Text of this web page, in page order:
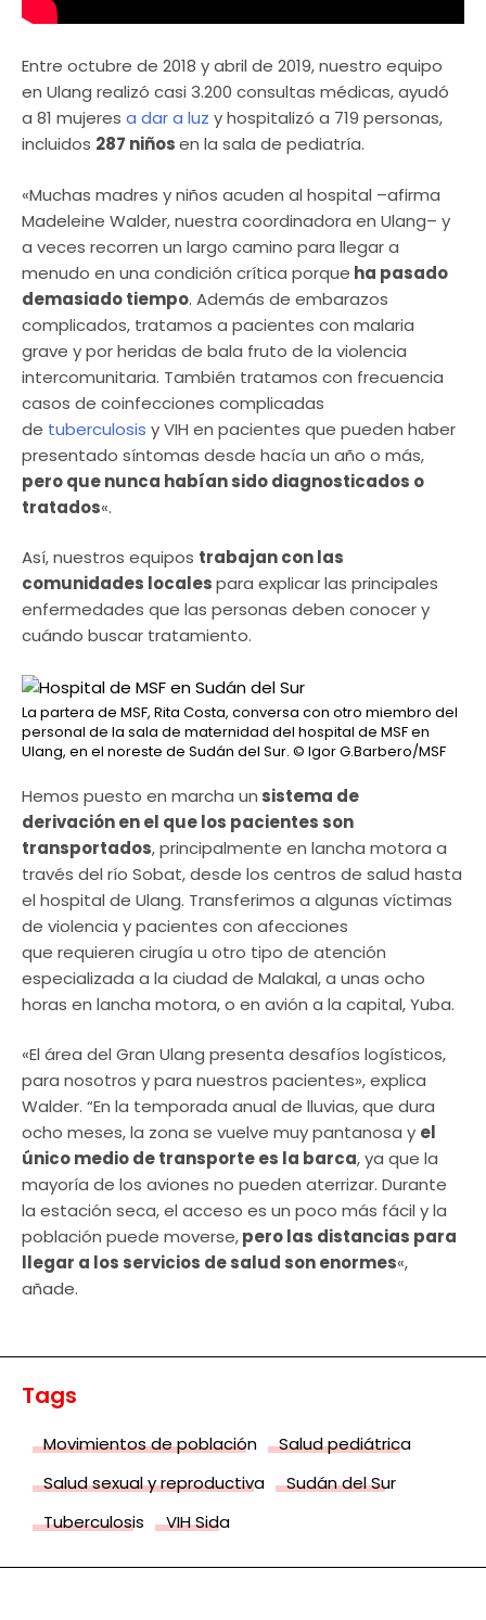
Entre octubre de 2018 y abril de 2019, nuestro equipo
en Ulang realizó casi 3.200 consultas médicas, ayudó
a 81 mujeres a dar a luz y hospitalizó a 719 personas,
incluidos 287 niñosen la sala de pediatría.
«Muchas madres y niños acuden al hospital –afirma
Madeleine Walder, nuestra coordinadora en Ulang– y
a veces recorren un largo camino para llegar a
menudo en una condición crítica porque ha pasado
demasiado tiempo. Además de embarazos
complicados, tratamos a pacientes con malaria
grave y por heridas de bala fruto de la violencia
intercomunitaria. También tratamos con frecuencia
casos de coinfecciones complicadas
de tuberculosis y VIH en pacientes que pueden haber
presentado síntomas desde hacía un año o más,
pero que nunca habían sido diagnosticados o
tratados«.
Así, nuestros equipos trabajan con las
comunidades localespara explicar las principales
enfermedades que las personas deben conocer y
cuándo buscar tratamiento.
La partera de MSF, Rita Costa, conversa con otro miembro del
personal de la sala de maternidad del hospital de MSF en
Ulang, en el noreste de Sudán del Sur. © Igor G.Barbero/MSF
Hemos puesto en marcha un sistema de
derivación en el que los pacientes son
transportados, principalmente en lancha motora a
través del río Sobat, desde los centros de salud hasta
el hospital de Ulang. Transferimos a algunas víctimas
de violencia y pacientes con afecciones
que requieren cirugía u otro tipo de atención
especializada a la ciudad de Malakal, a unas ocho
horas en lancha motora, o en avión a la capital, Yuba.
«El área del Gran Ulang presenta desafíos logísticos,
para nosotros y para nuestros pacientes», explica
Walder. “En la temporada anual de lluvias, que dura
ocho meses, la zona se vuelve muy pantanosa y el
único medio de transporte es la barca, ya que la
mayoría de los aviones no pueden aterrizar. Durante
la estación seca, el acceso es un poco más fácil y la
población puede moverse,pero las distancias para
llegar a los servicios de salud son enormes«,
añade.
Tags
Movimientos de población
Salud pediátrica
Salud sexual y reproductiva
Sudán del Sur
Tuberculosis
VIH Sida